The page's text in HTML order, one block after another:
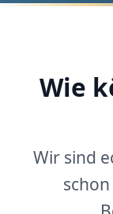
Wie
Wir sind